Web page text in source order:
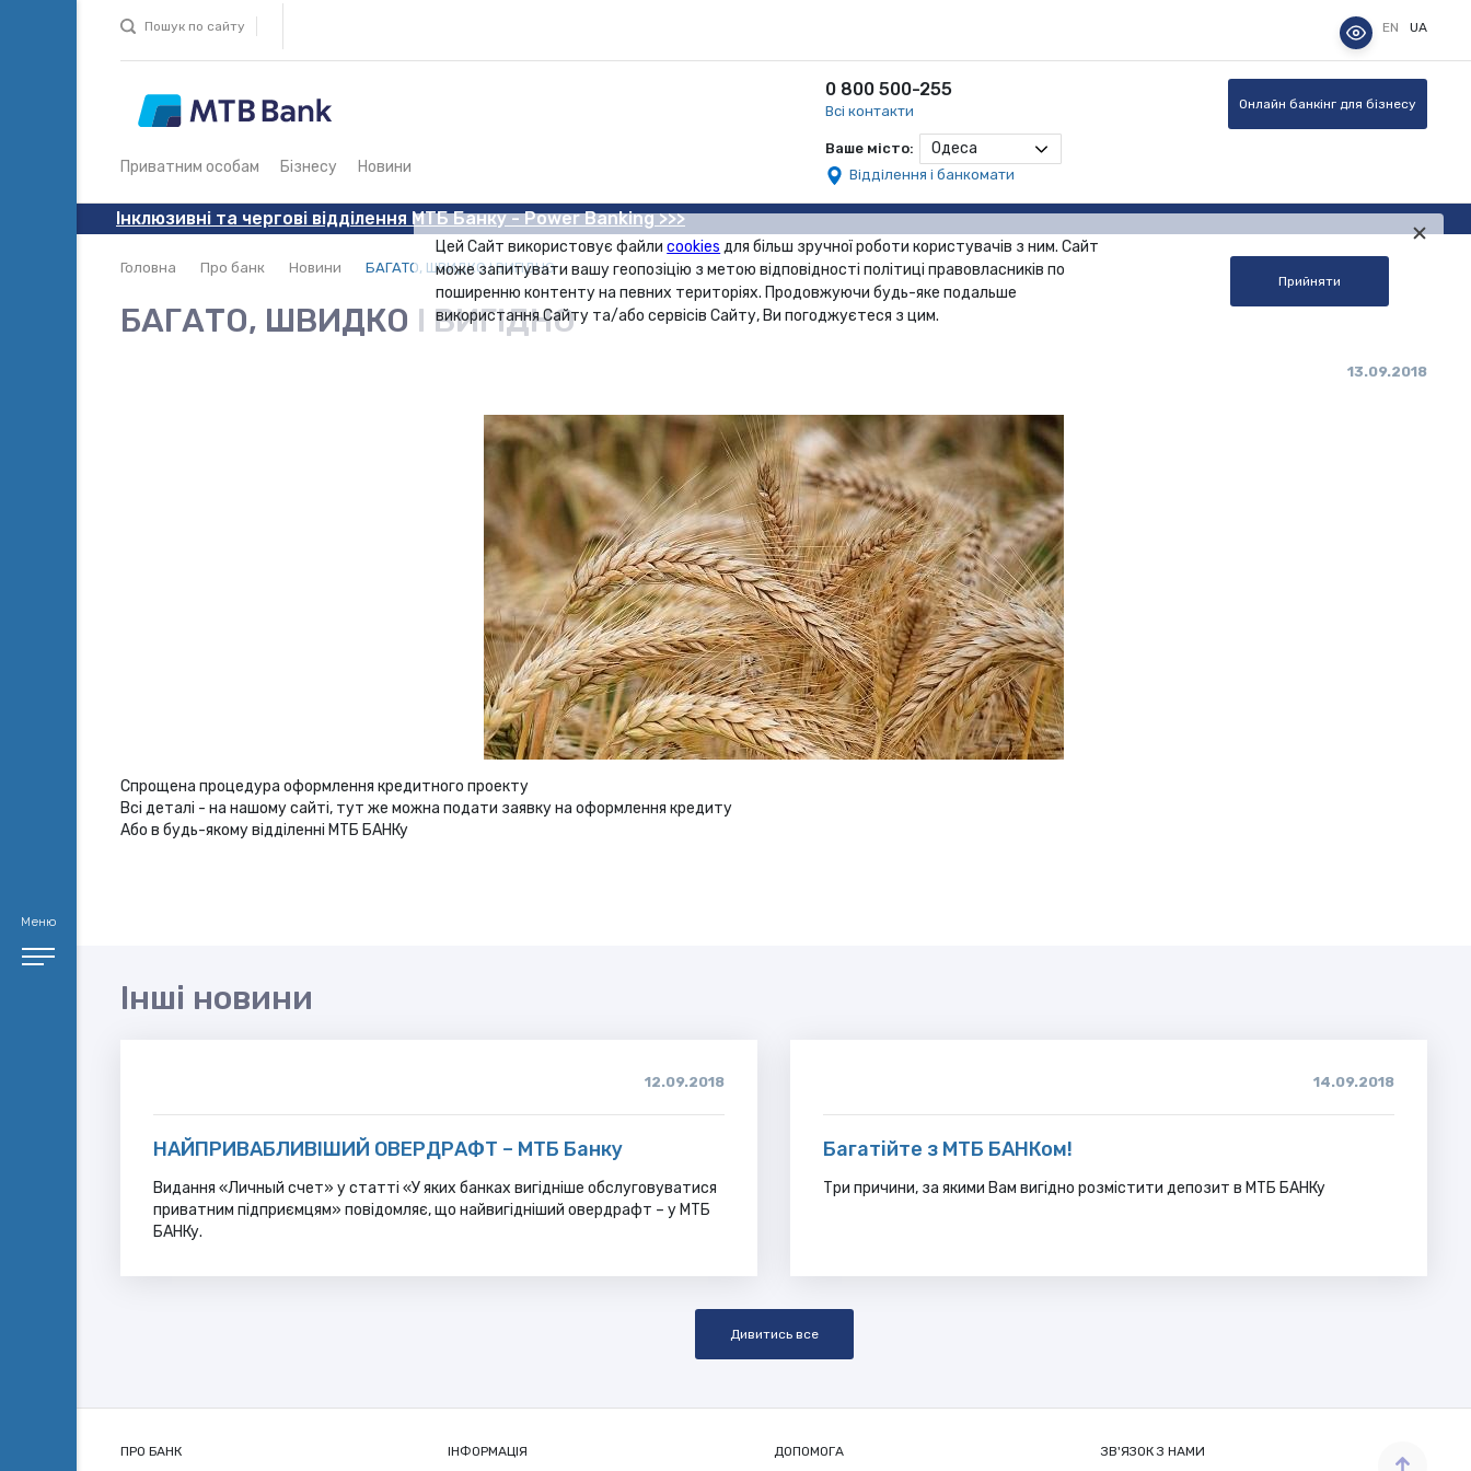
Меню
Пошук по сайту EN UA
Приватним особам Бізнесу Новини
0 800 500-255
Всі контакти
Ваше місто: Одеса
Відділення і банкомати
Онлайн банкінг для бізнесу
Інклюзивні та чергові відділення МТБ Банку - Power Banking >>>
Головна Про банк Новини БАГАТО, ШВИДКО І ВИГІДНО
БАГАТО, ШВИДКО І ВИГІДНО
13.09.2018
Спрощена процедура оформлення кредитного проекту
Всі деталі - на нашому сайті, тут же можна подати заявку на оформлення кредиту
Або в будь-якому відділенні МТБ БАНКу
Інші новини
12.09.2018
НАЙПРИВАБЛИВІШИЙ ОВЕРДРАФТ – МТБ Банку
Видання «Личный счет» у статті «У яких банках вигідніше обслуговуватися
приватним підприємцям» повідомляє, що найвигідніший овердрафт – у МТБ
БАНКу.
14.09.2018
Багатійте з МТБ БАНКом!
Три причини, за якими Вам вигідно розмістити депозит в МТБ БАНКу
Дивитись все
Цей Сайт використовує файлиcookies для більш зручної роботи користувачів з ним. Сайт
може запитувати вашу геопозіцію з метою відповідності політиці правовласників по
поширенню контенту на певних територіях. Продовжуючи будь-яке подальше
використання Сайту та/або сервісів Сайту, Ви погоджуєтеся з цим.
Прийняти
ПРО БАНК ІНФОРМАЦІЯ ДОПОМОГА ЗВ'ЯЗОК З НАМИ